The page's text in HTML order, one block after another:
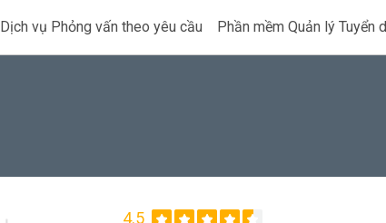
Dịch vụ Phỏng vấn theo yêu cầu Phần mềm Quản lý Tuyển
4.5